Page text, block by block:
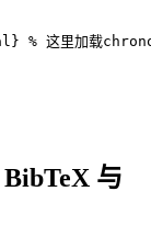
% 这里加载
与